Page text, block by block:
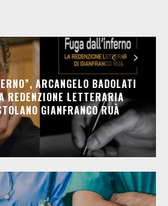
ARCANGELO BADOLATI
REDENZIONE LETTERARIA
GIANFRANCO RUÀ